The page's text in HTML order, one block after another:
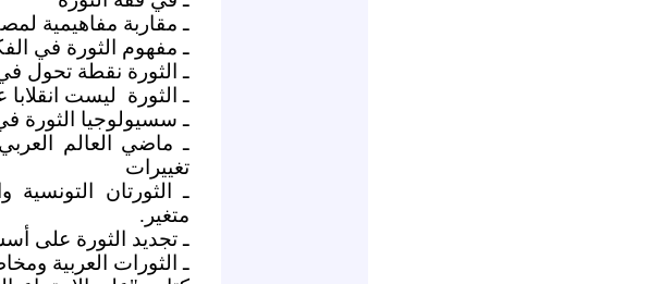
ـ مقاربة مفاهيمية
ـ مفهوم الثورة في
ـ الثورة نقطة تحول
ـ الثورة
ليست انقلابا
ـ سسيولوجيا الثورة
ـ ماضي العالم
تغييرات
ـ الثورتان
متغير.
ـ تجديد الثورة على
ـ الثورات العربية